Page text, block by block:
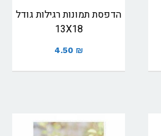
הדפסת תמונות רגילות גודל
13X18
4.50 ₪